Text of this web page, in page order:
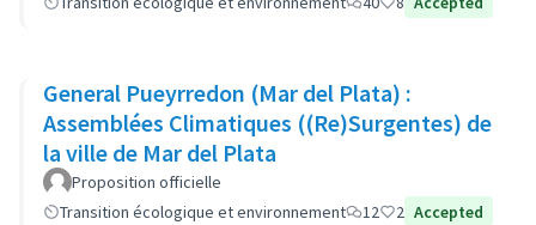
General Pueyrredon (Mar del Plata) :
Assemblées Climatiques ((Re)Surgentes) de
la ville de Mar del Plata
Proposition officielle
Transition écologique et environnement
12 2 Accepted